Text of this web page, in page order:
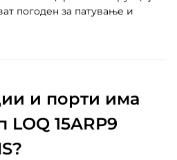
погоден за патување и
и порти има
LOQ 15ARP9